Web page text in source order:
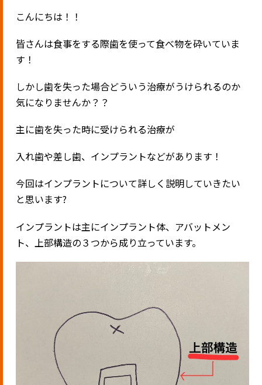
こんにちは！！
皆さんは食事をする際歯を使って食べ物を砕いていま
す！
しかし歯を失った場合どういう治療がうけられるのか
気になりませんか？？
主に歯を失った時に受けられる治療が
入れ歯や差し歯、インプラントなどがあります！
今回はインプラントについて詳しく説明していきたい
と思います?
インプラントは主にインプラント体、アバットメン
ト、上部構造の３つから成り立っています。